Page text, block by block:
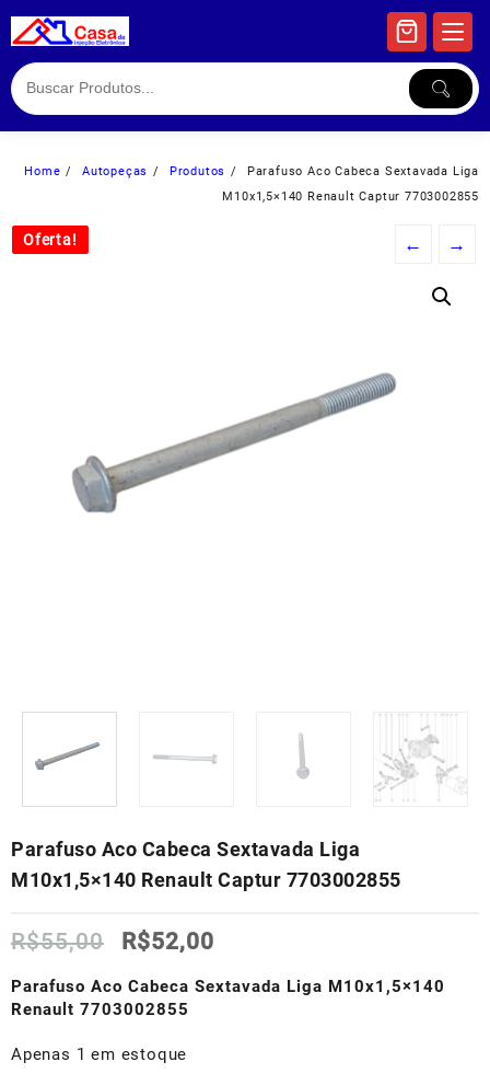
to
Home Autopeças Produtos
Parafuso Aco Cabeca Sextavada Liga
M10x1,5×140 Renault Captur 7703002855
Oferta! ← →
Parafuso Aco Cabeca Sextavada Liga
M10x1,5×140 Renault Captur 7703002855
R$55,00
O
original
era:
R$52,00
atual
Parafuso Aco Cabeca Sextavada Liga M10x1,5×140
Renault 7703002855
Apenas 1 em estoque
Oferta!